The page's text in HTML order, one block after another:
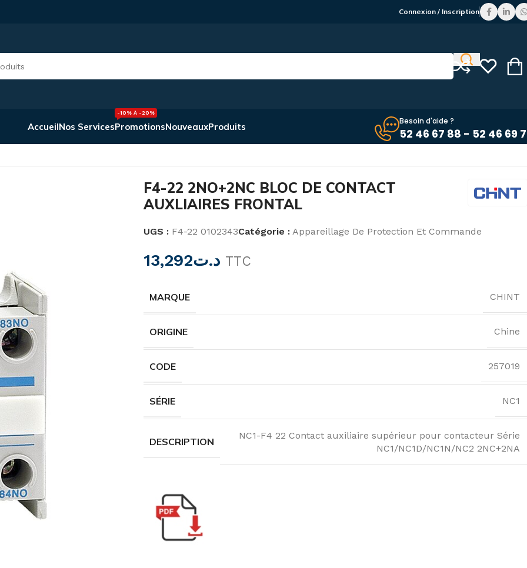
Connexion / Inscription
AccueilNos ServicesPromotions
-10% À -20%
NouveauxProduits Besoin d'aide ?
52 46 67 88 - 52 46 69
F4-22 2NO+2NC BLOC DE CONTACT
AUXLIAIRES FRONTAL
UGS : F4-22 0102343Catégorie : Appareillage De Protection Et Commande
د.ت13,292 TTC
MARQUE CHINT
ORIGINE Chine
CODE 257019
SÉRIE NC1
DESCRIPTION
NC1-F4 22 Contact auxiliaire supérieur pour contacteur Série
NC1/NC1D/NC1N/NC2 2NC+2NA